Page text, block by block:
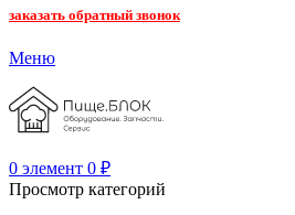
заказать обратный звонок
Меню
0 элемент 0 ₽
Просмотр категорий